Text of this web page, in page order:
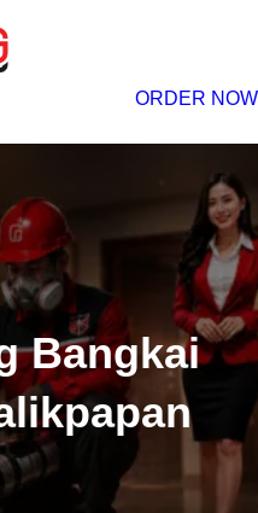
ORDER NOW
Bangkai